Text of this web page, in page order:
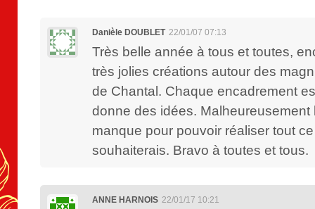
Danièle DOUBLET 22/01/07 07:13
Très belle année à tous et toutes,
très jolies créations autour des
de Chantal. Chaque encadrement
donne des idées. Malheureusement
manque pour pouvoir réaliser tout
souhaiterais. Bravo à toutes et tous.
ANNE HARNOIS 22/01/17 10:21